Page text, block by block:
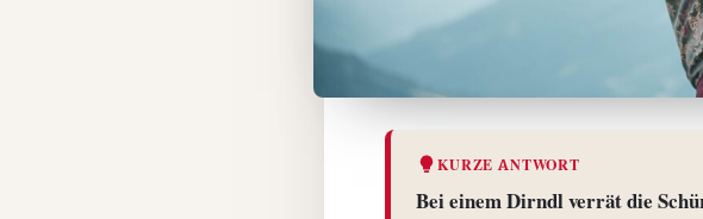
KURZE ANTWORT
Bei einem Dirndl verrät die